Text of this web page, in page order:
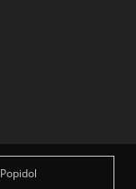
Popidol